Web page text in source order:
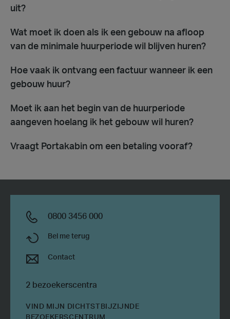
uit?
Wat moet ik doen als ik een gebouw na afloop
van de minimale huurperiode wil blijven huren?
Hoe vaak ik ontvang een factuur wanneer ik een
gebouw huur?
Moet ik aan het begin van de huurperiode
aangeven hoelang ik het gebouw wil huren?
Vraagt Portakabin om een betaling vooraf?
0800 3456 000
Bel me terug
Contact
2 bezoekerscentra
VIND MIJN DICHTSTBIJZIJNDE
BEZOEKERSCENTRUM